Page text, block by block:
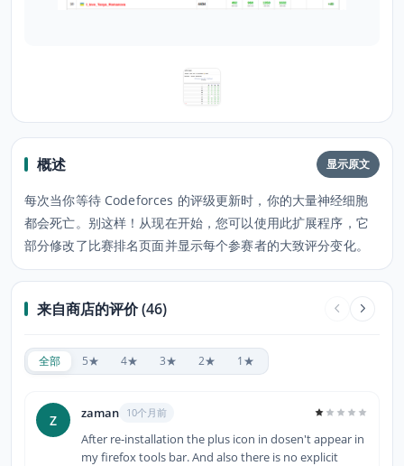
概述 显示原文
每次当你等待 Codeforces 的评级更新时，你的大量神经细胞
都会死亡。别这样！从现在开始，您可以使用此扩展程序，它
部分修改了比赛排名页面并显示每个参赛者的大致评分变化。
来自商店的评价 (46)
全部 5★ 4★ 3★ 2★ 1★
Z zaman 10个月前
After re-installation the plus icon in dosen't appear in
my firefox tools bar. And also there is no explicit